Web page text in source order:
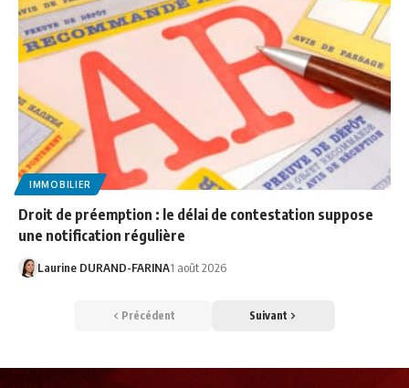
IMMOBILIER
Droit de préemption : le délai de contestation suppose
une notification régulière
Laurine DURAND-FARINA1 août 2026
Précédent Suivant